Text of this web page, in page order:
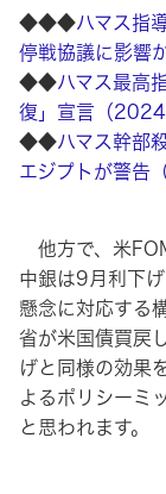
◆◆◆ハマス指
停戦協議に影響
◆◆ハマス最高
復」宣言（
◆◆ハマス幹部
エジプトが警告
他方で、米
中銀は9月利下
懸念に対応する
省が米国債買戻
げと同様の効果
よるポリシーミ
と思われます。